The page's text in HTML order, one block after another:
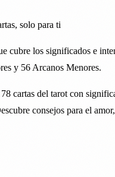
solo para ti
cubre los significados e
y 56 Arcanos Menores.
cartas del tarot con
consejos para el